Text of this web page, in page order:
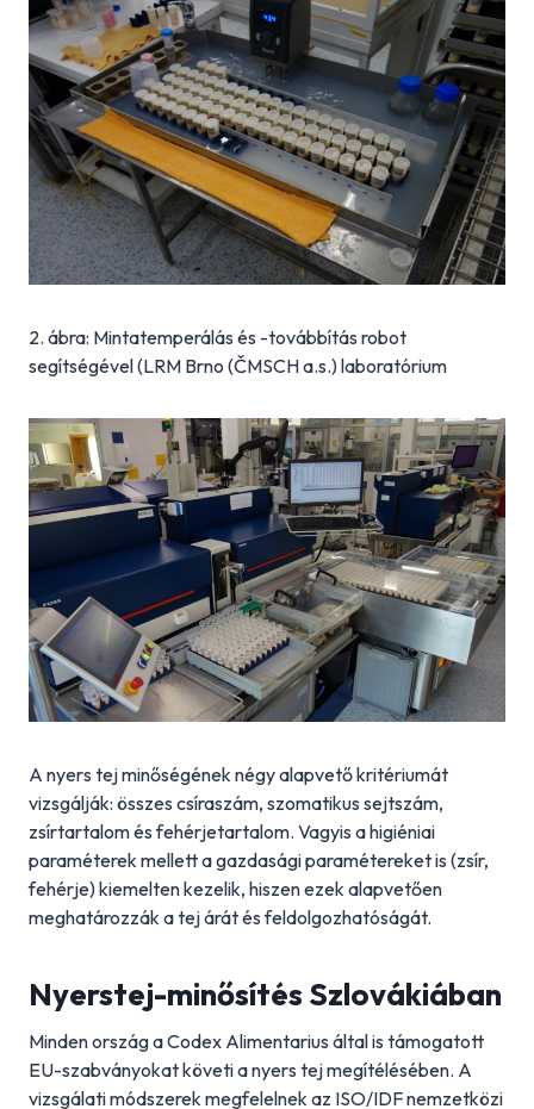
2. ábra: Mintatemperálás és -továbbítás robot
segítségével (LRM Brno (ČMSCH a.s.) laboratórium
A nyers tej minőségének négy alapvető kritériumát
vizsgálják: összes csíraszám, szomatikus sejtszám,
zsírtartalom és fehérjetartalom. Vagyis a higiéniai
paraméterek mellett a gazdasági paramétereket is (zsír,
fehérje) kiemelten kezelik, hiszen ezek alapvetően
meghatározzák a tej árát és feldolgozhatóságát.
Nyerstej-minősítés Szlovákiában
Minden ország a Codex Alimentarius által is támogatott
EU-szabványokat követi a nyers tej megítélésében. A
vizsgálati módszerek megfelelnek az ISO/IDF nemzetközi